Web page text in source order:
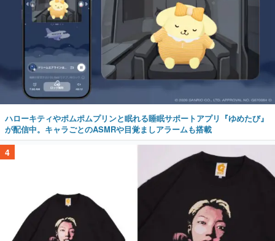
ハローキティやポムポムプリンと眠れる睡眠サポートアプリ『ゆめたび』
が配信中。キャラごとのASMRや目覚ましアラームも搭載
4